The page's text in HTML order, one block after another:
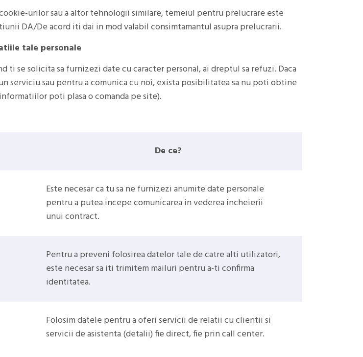
urilor sau a altor tehnologii similare, temeiul pentru prelucrare este
DA/De acord iti dai in mod valabil consimtamantul asupra prelucrarii.
tale personale
se solicita sa furnizezi date cu caracter personal, ai dreptul sa refuzi. Daca
serviciu sau pentru a comunica cu noi, exista posibilitatea sa nu poti obtine
poti plasa o comanda pe site).
De ce?
Este necesar ca tu sa ne furnizezi anumite date personale
pentru a putea incepe comunicarea in vederea incheierii
unui contract.
Pentru a preveni folosirea datelor tale de catre alti utilizatori,
este necesar sa iti trimitem mailuri pentru a-ti confirma
identitatea.
Folosim datele pentru a oferi servicii de relatii cu clientii si
servicii de asistenta (detalii) fie direct, fie prin call center.